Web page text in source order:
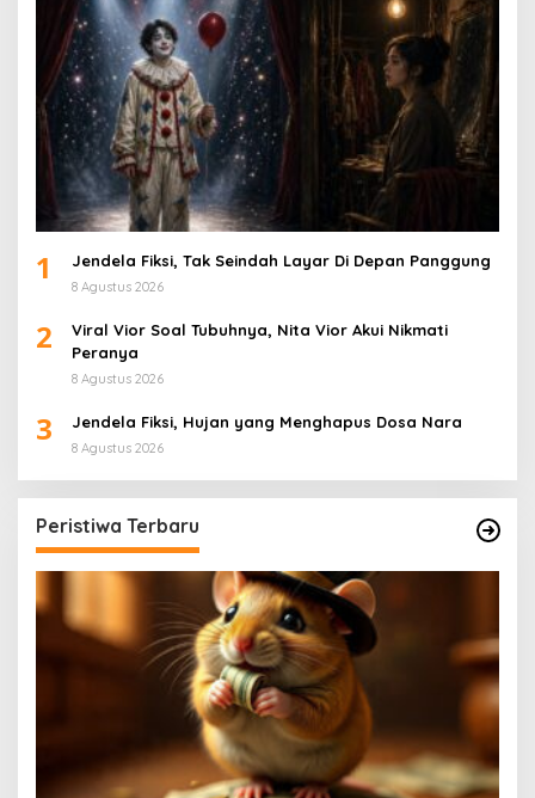
1 Jendela Fiksi, Tak Seindah Layar Di Depan Panggung
8 Agustus 2026
2
Viral Vior Soal Tubuhnya, Nita Vior Akui Nikmati
Peranya
8 Agustus 2026
3 Jendela Fiksi, Hujan yang Menghapus Dosa Nara
8 Agustus 2026
Peristiwa Terbaru